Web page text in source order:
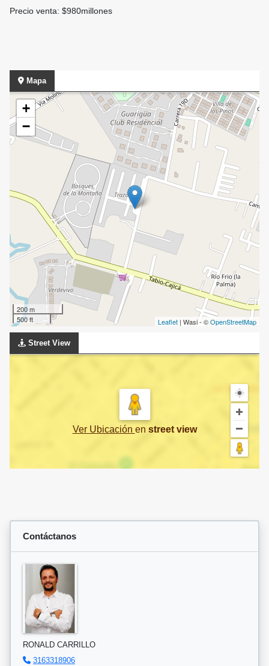
Precio venta: $980millones
Mapa
+
−
200 m
500 ft
Leaflet | Wasi - ©OpenStreetMap
Street View
Ver Ubicación en street view
Contáctanos
RONALD CARRILLO
3163318906